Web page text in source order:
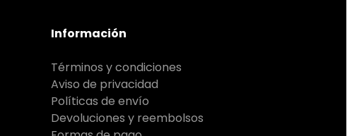
Información
Términos y condiciones
Aviso de privacidad
Políticas de envío
Devoluciones y reembolsos